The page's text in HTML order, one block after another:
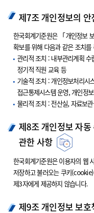
제7조 개인정보의 안
한국회계기준원은 「개인정보
확보를 위해 다음과 같은 조치를
관리적 조치 : 내부관리계획 수
정기적 직원 교육 등
기술적 조치 : 개인정보처리시
접근통제시스템 운영, 개인정
물리적 조치 : 전산실, 자료보
제8조 개인정보 자동
관한 사항
한국회계기준원은 이용자의 웹
저장하고 불러오는 쿠키
제3자에게 제공하지 않습니다.
제9조 개인정보 보호